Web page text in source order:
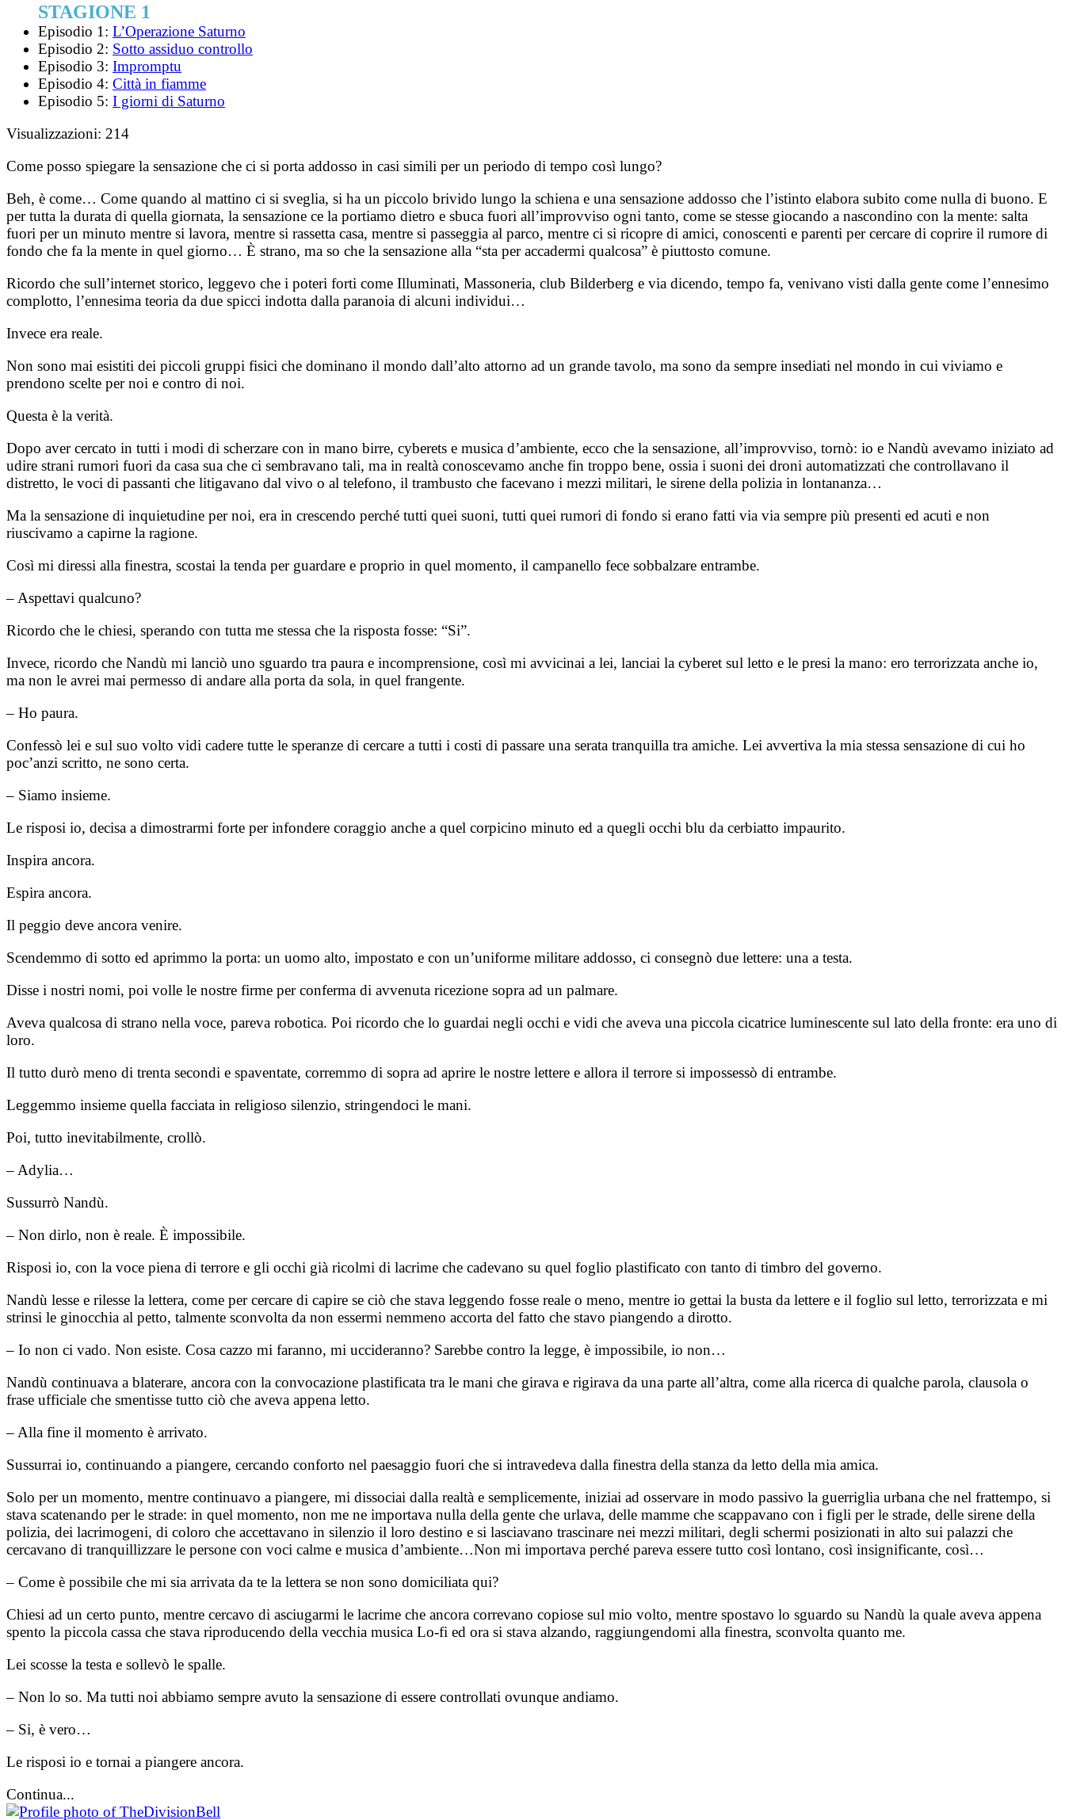
STAGIONE 1
Episodio 1: L’Operazione Saturno
Episodio 2: Sotto assiduo controllo
Episodio 3: Impromptu
Episodio 4: Città in fiamme
Episodio 5: I giorni di Saturno
Visualizzazioni: 214
Come posso spiegare la sensazione che ci si porta addosso in casi simili per un periodo di tempo così lungo?
Beh, è come… Come quando al mattino ci si sveglia, si ha un piccolo brivido lungo la schiena e una sensazione addosso che l’istinto elabora subito come nulla di buono. E
per tutta la durata di quella giornata, la sensazione ce la portiamo dietro e sbuca fuori all’improvviso ogni tanto, come se stesse giocando a nascondino con la mente: salta
fuori per un minuto mentre si lavora, mentre si rassetta casa, mentre si passeggia al parco, mentre ci si ricopre di amici, conoscenti e parenti per cercare di coprire il rumore di
fondo che fa la mente in quel giorno… È strano, ma so che la sensazione alla “sta per accadermi qualcosa” è piuttosto comune.
Ricordo che sull’internet storico, leggevo che i poteri forti come Illuminati, Massoneria, club Bilderberg e via dicendo, tempo fa, venivano visti dalla gente come l’ennesimo
complotto, l’ennesima teoria da due spicci indotta dalla paranoia di alcuni individui…
Invece era reale.
Non sono mai esistiti dei piccoli gruppi fisici che dominano il mondo dall’alto attorno ad un grande tavolo, ma sono da sempre insediati nel mondo in cui viviamo e
prendono scelte per noi e contro di noi.
Questa è la verità.
Dopo aver cercato in tutti i modi di scherzare con in mano birre, cyberets e musica d’ambiente, ecco che la sensazione, all’improvviso, tornò: io e Nandù avevamo iniziato ad
udire strani rumori fuori da casa sua che ci sembravano tali, ma in realtà conoscevamo anche fin troppo bene, ossia i suoni dei droni automatizzati che controllavano il
distretto, le voci di passanti che litigavano dal vivo o al telefono, il trambusto che facevano i mezzi militari, le sirene della polizia in lontananza…
Ma la sensazione di inquietudine per noi, era in crescendo perché tutti quei suoni, tutti quei rumori di fondo si erano fatti via via sempre più presenti ed acuti e non
riuscivamo a capirne la ragione.
Così mi diressi alla finestra, scostai la tenda per guardare e proprio in quel momento, il campanello fece sobbalzare entrambe.
– Aspettavi qualcuno?
Ricordo che le chiesi, sperando con tutta me stessa che la risposta fosse: “Si”.
Invece, ricordo che Nandù mi lanciò uno sguardo tra paura e incomprensione, così mi avvicinai a lei, lanciai la cyberet sul letto e le presi la mano: ero terrorizzata anche io,
ma non le avrei mai permesso di andare alla porta da sola, in quel frangente.
– Ho paura.
Confessò lei e sul suo volto vidi cadere tutte le speranze di cercare a tutti i costi di passare una serata tranquilla tra amiche. Lei avvertiva la mia stessa sensazione di cui ho
poc’anzi scritto, ne sono certa.
– Siamo insieme.
Le risposi io, decisa a dimostrarmi forte per infondere coraggio anche a quel corpicino minuto ed a quegli occhi blu da cerbiatto impaurito.
Inspira ancora.
Espira ancora.
Il peggio deve ancora venire.
Scendemmo di sotto ed aprimmo la porta: un uomo alto, impostato e con un’uniforme militare addosso, ci consegnò due lettere: una a testa.
Disse i nostri nomi, poi volle le nostre firme per conferma di avvenuta ricezione sopra ad un palmare.
Aveva qualcosa di strano nella voce, pareva robotica. Poi ricordo che lo guardai negli occhi e vidi che aveva una piccola cicatrice luminescente sul lato della fronte: era uno di
loro.
Il tutto durò meno di trenta secondi e spaventate, corremmo di sopra ad aprire le nostre lettere e allora il terrore si impossessò di entrambe.
Leggemmo insieme quella facciata in religioso silenzio, stringendoci le mani.
Poi, tutto inevitabilmente, crollò.
– Adylia…
Sussurrò Nandù.
– Non dirlo, non è reale. È impossibile.
Risposi io, con la voce piena di terrore e gli occhi già ricolmi di lacrime che cadevano su quel foglio plastificato con tanto di timbro del governo.
Nandù lesse e rilesse la lettera, come per cercare di capire se ciò che stava leggendo fosse reale o meno, mentre io gettai la busta da lettere e il foglio sul letto, terrorizzata e mi
strinsi le ginocchia al petto, talmente sconvolta da non essermi nemmeno accorta del fatto che stavo piangendo a dirotto.
– Io non ci vado. Non esiste. Cosa cazzo mi faranno, mi uccideranno? Sarebbe contro la legge, è impossibile, io non…
Nandù continuava a blaterare, ancora con la convocazione plastificata tra le mani che girava e rigirava da una parte all’altra, come alla ricerca di qualche parola, clausola o
frase ufficiale che smentisse tutto ciò che aveva appena letto.
– Alla fine il momento è arrivato.
Sussurrai io, continuando a piangere, cercando conforto nel paesaggio fuori che si intravedeva dalla finestra della stanza da letto della mia amica.
Solo per un momento, mentre continuavo a piangere, mi dissociai dalla realtà e semplicemente, iniziai ad osservare in modo passivo la guerriglia urbana che nel frattempo, si
stava scatenando per le strade: in quel momento, non me ne importava nulla della gente che urlava, delle mamme che scappavano con i figli per le strade, delle sirene della
polizia, dei lacrimogeni, di coloro che accettavano in silenzio il loro destino e si lasciavano trascinare nei mezzi militari, degli schermi posizionati in alto sui palazzi che
cercavano di tranquillizzare le persone con voci calme e musica d’ambiente…Non mi importava perché pareva essere tutto così lontano, così insignificante, così…
– Come è possibile che mi sia arrivata da te la lettera se non sono domiciliata qui?
Chiesi ad un certo punto, mentre cercavo di asciugarmi le lacrime che ancora correvano copiose sul mio volto, mentre spostavo lo sguardo su Nandù la quale aveva appena
spento la piccola cassa che stava riproducendo della vecchia musica Lo-fi ed ora si stava alzando, raggiungendomi alla finestra, sconvolta quanto me.
Lei scosse la testa e sollevò le spalle.
– Non lo so. Ma tutti noi abbiamo sempre avuto la sensazione di essere controllati ovunque andiamo.
– Si, è vero…
Le risposi io e tornai a piangere ancora.
Continua...